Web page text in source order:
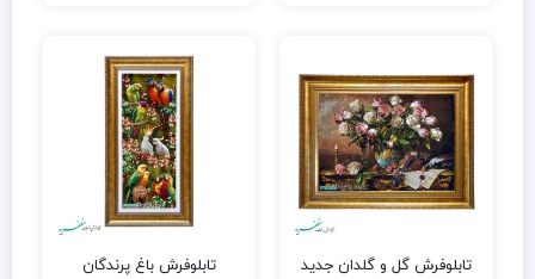
تابلوفرش گل و گلدان جدید تابلوفرش باغ پرندگان